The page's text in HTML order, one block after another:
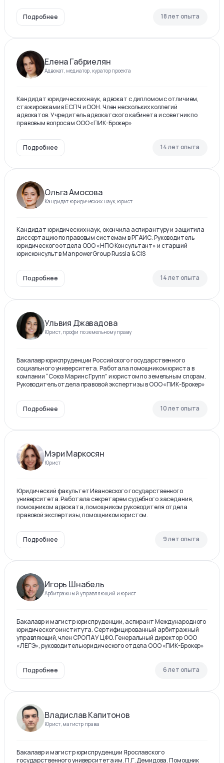
Подробнее 18 лет опыта
Елена Габриелян
Адвокат, медиатор, куратор проекта
Кандидат юридических наук, адвокат с дипломом с отличием,
стажировками в ЕСПЧ и ООН. Член нескольких коллегий
адвокатов. Учредитель адвокатского кабинета и советник по
правовым вопросам ООО «ПИК-Брокер»
Подробнее 14 лет опыта
Ольга Амосова
Кандидат юридических наук, юрист
Кандидат юридических наук, окончила аспирантуру и защитила
диссертацию по правовым системам в РГАИС. Руководитель
юридического отдела ООО «НПО Консультант» и старший
юрисконсульт в ManpowerGroup Russia & CIS
Подробнее 14 лет опыта
Ульвия Джавадова
Юрист, профи по земельному праву
Бакалавр юриспруденции Российского государственного
социального университета. Работала помощником юриста в
компании “Союз Маринс Групп” и юристом по земельным спорам.
Руководитель отдела правовой экспертизы в ООО «ПИК-Брокер»
Подробнее 10 лет опыта
Мэри Маркосян
Юрист
Юридический факультет Ивановского государственного
университета. Работала секретарем судебного заседания,
помощником адвоката, помощником руководителя отдела
правовой экспертизы, помощником юристом.
Подробнее 9 лет опыта
Игорь Шнабель
Арбитражный управляющий и юрист
Бакалавр и магистр юриспруденции, аспирант Международного
юридического института. Сертифицированный арбитражный
управляющий, член СРО ПАУ ЦФО. Генеральный директор ООО
«ЛЕГЭ», руководитель юридического отдела ООО «ПИК-Брокер»
Подробнее 6 лет опыта
Владислав Капитонов
Юрист, магистр права
Бакалавр и магистр юриспруденции Ярославского
государственного университета им. П.Г. Демидова. Помощник